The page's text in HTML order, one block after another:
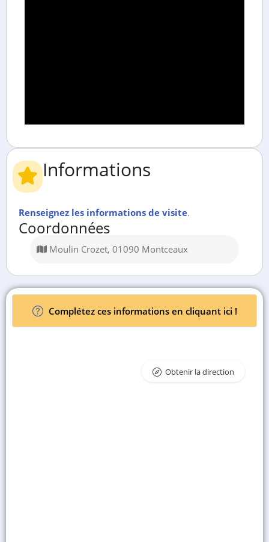
Informations
Renseignez les informations de visite.
Coordonnées
Moulin Crozet, 01090 Montceaux
Complétez ces informations en cliquant ici !
Obtenir la direction